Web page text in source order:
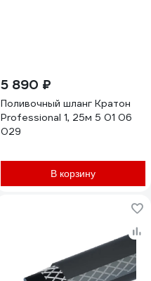
5 890 ₽
Поливочный шланг Кратон
Professional 1, 25м 5 01 06
029
В корзину